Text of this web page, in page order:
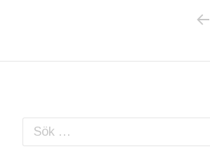
Sök efter: